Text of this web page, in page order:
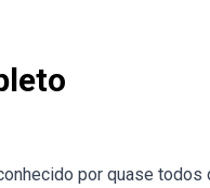
por quase todos